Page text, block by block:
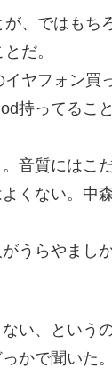
、ではもち
だ。
ヤフォン買
持ってるこ
音質にはこ
くない。中
うらやまし
い、という
かで聞いた